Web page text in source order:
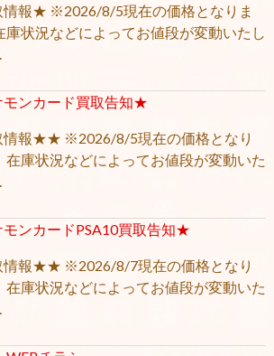
報★ ※2026/8/5現在の価格となりま
庫状況などによってお値段が変動いたし
ンカード買取告知★
報★★ ※2026/8/5現在の価格となり
在庫状況などによってお値段が変動いた
ンカードPSA10買取告知★
報★★ ※2026/8/7現在の価格となり
在庫状況などによってお値段が変動いた